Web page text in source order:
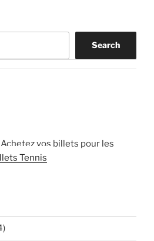
Search
Achetez vos billets pour les